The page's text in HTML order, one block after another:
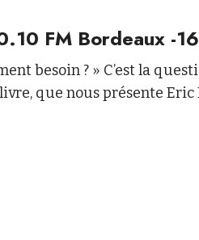
FM Bordeaux -
besoin ? » C’est la
que nous présente Eric